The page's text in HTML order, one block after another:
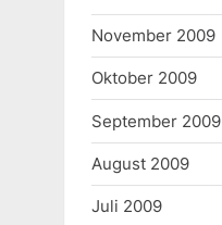
November 2009
Oktober 2009
September 2009
August 2009
Juli 2009